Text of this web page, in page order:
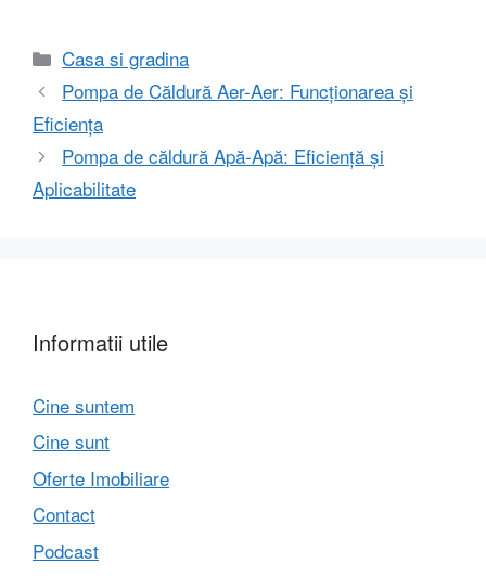
Categorii
Casa si gradina
Pompa de Căldură Aer-Aer: Funcționarea și
Eficiența
Pompa de căldură Apă-Apă: Eficiență și
Aplicabilitate
Informatii utile
Cine suntem
Cine sunt
Oferte Imobiliare
Contact
Podcast